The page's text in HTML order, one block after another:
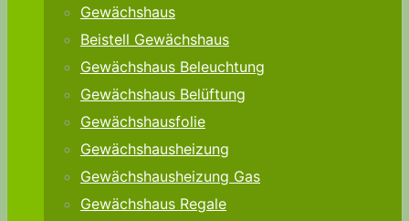
Gewächshaus
Beistell Gewächshaus
Gewächshaus Beleuchtung
Gewächshaus Belüftung
Gewächshausfolie
Gewächshausheizung
Gewächshausheizung Gas
Gewächshaus Regale